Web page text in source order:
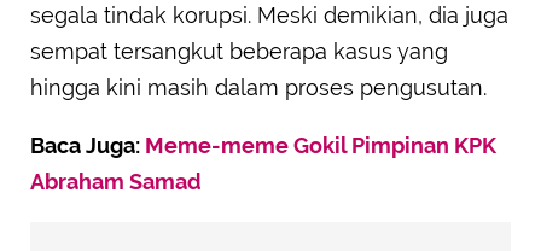
segala tindak korupsi. Meski demikian, dia juga
sempat tersangkut beberapa kasus yang
hingga kini masih dalam proses pengusutan.
Baca Juga: Meme-meme Gokil Pimpinan KPK
Abraham Samad